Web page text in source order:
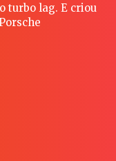
turbo lag. E criou